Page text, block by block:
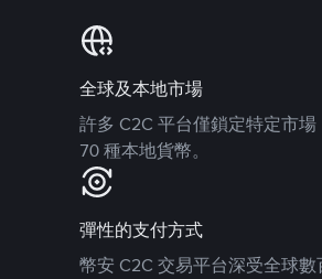
全球及本地市場
許多 C2C 平台僅鎖定特定市
70 種本地貨幣。
彈性的支付方式
幣安 C2C 交易平台深受全球